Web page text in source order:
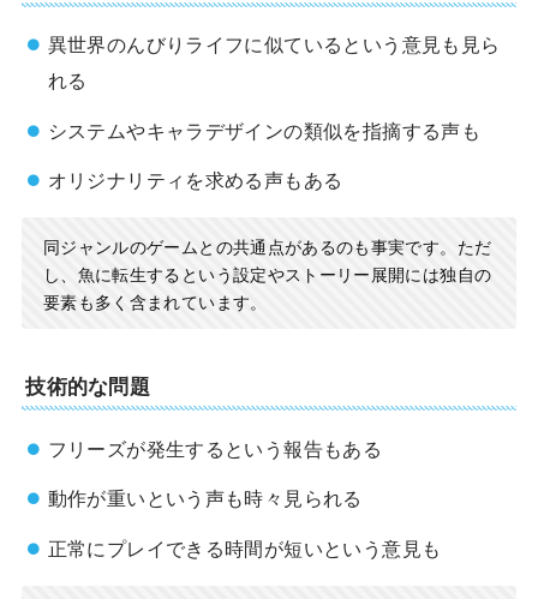
異世界のんびりライフに似ているという意見も見ら
れる
システムやキャラデザインの類似を指摘する声も
オリジナリティを求める声もある
同ジャンルのゲームとの共通点があるのも事実です。ただ
し、魚に転生するという設定やストーリー展開には独自の
要素も多く含まれています。
技術的な問題
フリーズが発生するという報告もある
動作が重いという声も時々見られる
正常にプレイできる時間が短いという意見も